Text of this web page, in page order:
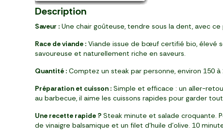
Description
Saveur : Une chair goûteuse, tendre sous la dent, avec
Race de viande : Viande issue de bœuf certifié bio, élevé
savoureuse et naturellement riche en saveurs.
Quantité : Comptez un steak par personne, environ 150
Préparation et cuisson : Simple et efficace : un aller-
au barbecue, il aime les cuissons rapides pour garder
Une recette rapide ? Steak minute et salade croquante.
de vinaigre balsamique et un filet d’huile d’olive. 10